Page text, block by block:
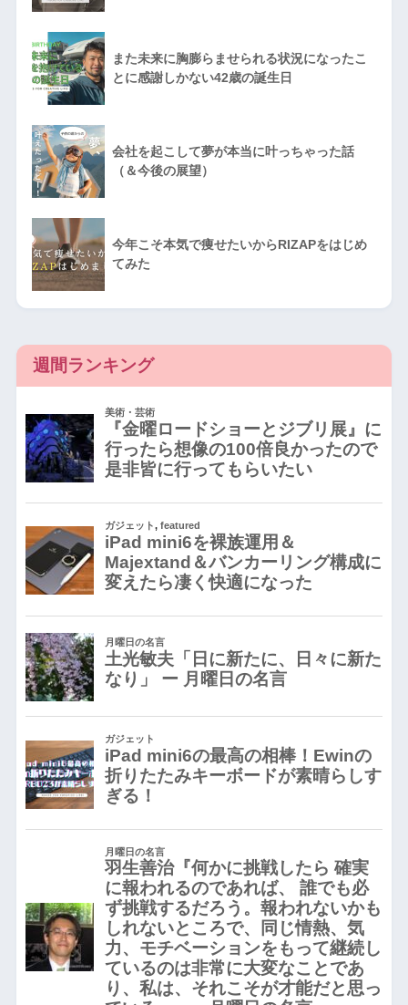
また未来に胸膨らませられる状況になったこ
とに感謝しかない42歳の誕生日
会社を起こして夢が本当に叶っちゃった話
（＆今後の展望）
今年こそ本気で痩せたいからRIZAPをはじめ
てみた
週間ランキング